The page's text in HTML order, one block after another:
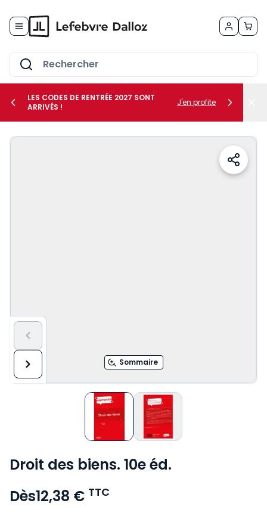
le sous-menu Vos métiers
LES CODES DE RENTRÉE 2027 SONT
ARRIVÉS !
J'en profite
Sommaire
Droit des biens. 10e éd.
Dès12,38 € TTC